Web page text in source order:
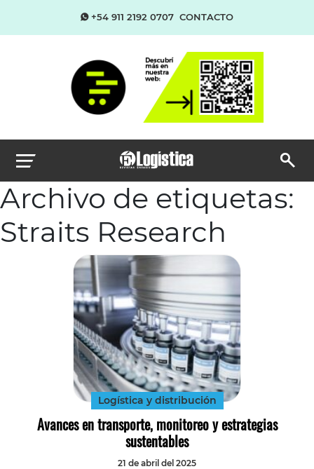
+54 911 2192 0707 CONTACTO
Archivo de etiquetas:
Straits Research
Logística y distribución
Avances en transporte, monitoreo y estrategias
sustentables
21 de abril del 2025